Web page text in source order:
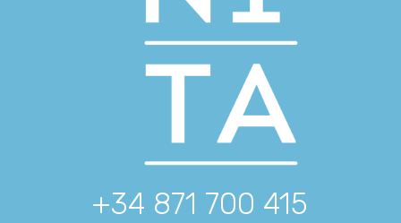
+34 871 700 415